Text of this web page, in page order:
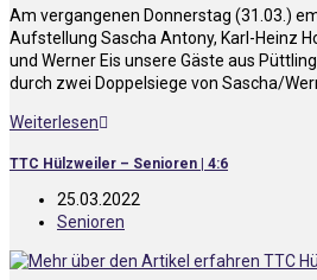
Am vergangenen Donnerstag (31.03.)
Aufstellung Sascha Antony, Karl-Heinz
und Werner Eis unsere Gäste aus
durch zwei Doppelsiege von Sascha/
Weiterlesen
TTC Hülzweiler – Senioren | 4:6
25.03.2022
Senioren